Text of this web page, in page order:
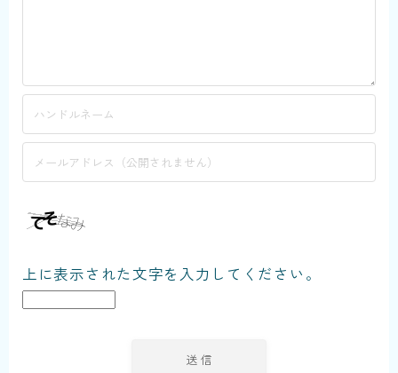
上に表示された文字を入力してください。